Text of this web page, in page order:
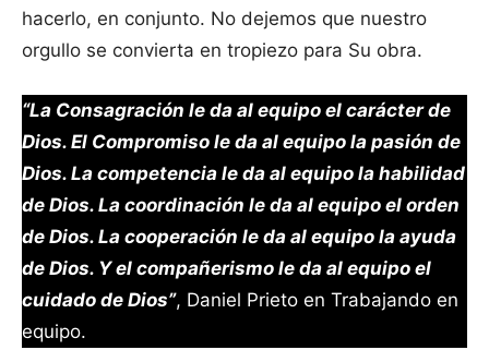
hacerlo, en conjunto. No dejemos que nuestro
orgullo se convierta en tropiezo para Su obra.
“La Consagración le da al equipo el carácter de
Dios. El Compromiso le da al equipo la pasión de
Dios. La competencia le da al equipo la habilidad
de Dios. La coordinación le da al equipo el orden
de Dios. La cooperación le da al equipo la ayuda
de Dios. Y el compañerismo le da al equipo el
cuidado de Dios”, Daniel Prieto en Trabajando en
equipo.